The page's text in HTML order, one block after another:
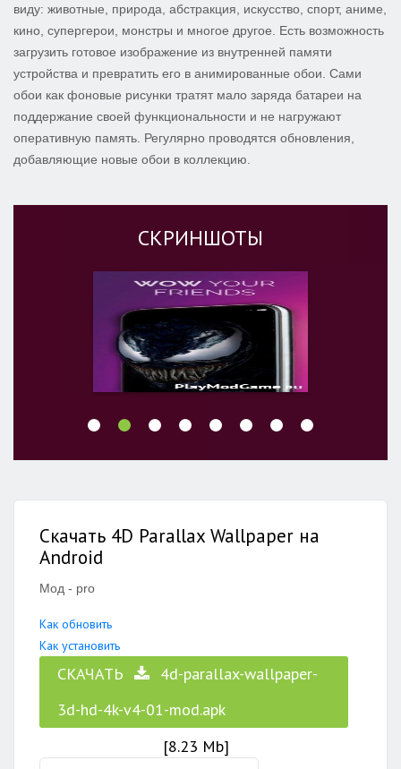
виду: животные, природа, абстракция, искусство, спорт, аниме,
кино, супергерои, монстры и многое другое. Есть возможность
загрузить готовое изображение из внутренней памяти
устройства и превратить его в анимированные обои. Сами
обои как фоновые рисунки тратят мало заряда батареи на
поддержание своей функциональности и не нагружают
оперативную память. Регулярно проводятся обновления,
добавляющие новые обои в коллекцию.
СКРИНШОТЫ
Скачать 4D Parallax Wallpaper на
Android
Мод - pro
Как обновить
Как установить
СКАЧАТЬ
4d-parallax-wallpaper-
3d-hd-4k-v4-01-mod.apk
[8.23 Mb]